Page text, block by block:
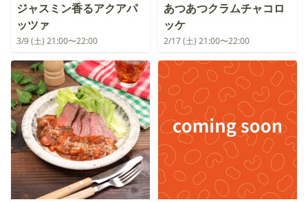
ジャスミン香るアクアパ
ッツァ
3/9 (土) 21:00〜22:00
あつあつクラムチャコロ
ッケ
2/17 (土) 21:00〜22:00